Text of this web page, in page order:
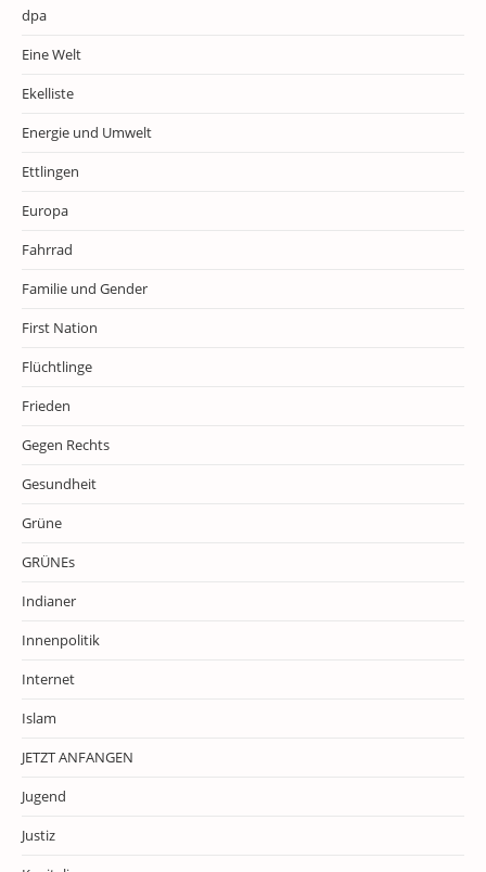
dpa
Eine Welt
Ekelliste
Energie und Umwelt
Ettlingen
Europa
Fahrrad
Familie und Gender
First Nation
Flüchtlinge
Frieden
Gegen Rechts
Gesundheit
Grüne
GRÜNEs
Indianer
Innenpolitik
Internet
Islam
JETZT ANFANGEN
Jugend
Justiz